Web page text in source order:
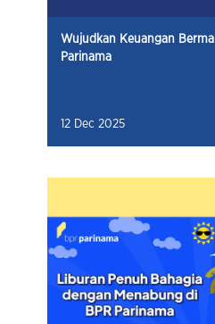
Wujudkan Keuangan
Parinama
12 Dec 2025